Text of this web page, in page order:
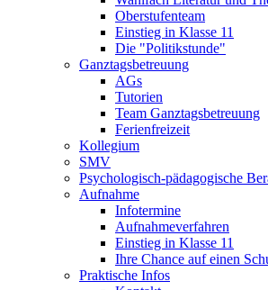
Oberstufenteam
Einstieg in Klasse 11
Die "Politikstunde"
Ganztagsbetreuung
AGs
Tutorien
Team Ganztagsbetreuung
Ferienfreizeit
Kollegium
SMV
Psychologisch-pädagogische
Aufnahme
Infotermine
Aufnahmeverfahren
Einstieg in Klasse 11
Ihre Chance auf einen
Praktische Infos